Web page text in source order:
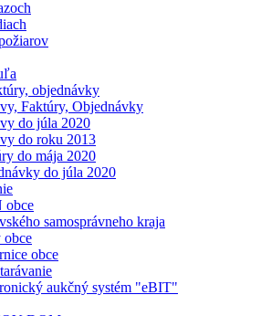
objednávky
Faktúry, Objednávky
do júla 2020
do roku 2013
do mája 2020
do júla 2020
obce
samosprávneho kraja
obce
obce
aukčný systém "eBIT"